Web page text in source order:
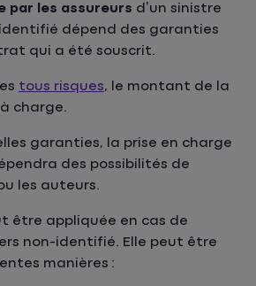
par les assureurs d’un sinistre
dépend des garanties
qui a été souscrit.
tous risques, le montant de la
charge.
garanties, la prise en charge
des possibilités de
les auteurs.
être appliquée en cas de
non-identifié. Elle peut être
manières :